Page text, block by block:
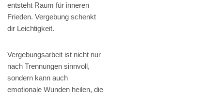
entsteht Raum für inneren
Frieden. Vergebung schenkt
dir Leichtigkeit.
Vergebungsarbeit ist nicht nur
nach Trennungen sinnvoll,
sondern kann auch
emotionale Wunden heilen, die